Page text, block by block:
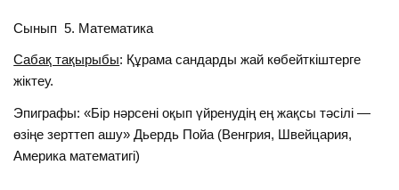
Сынып 5. Математика
Сабақ тақырыбы: Құрама сандарды жай көбейткіштерге
жіктеу.
Эпиграфы: «Бір нәрсені оқып үйренудің ең жақсы тәсілі —
өзіңе зерттеп ашу» Дьердь Пойа (Венгрия, Швейцария,
Америка математигі)